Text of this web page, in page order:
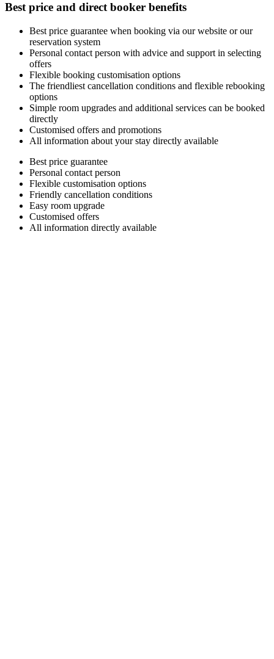
Best price and direct booker benefits
Best price guarantee when booking via our website or our
reservation system
Personal contact person with advice and support in selecting
offers
Flexible booking customisation options
The friendliest cancellation conditions and flexible rebooking
options
Simple room upgrades and additional services can be booked
directly
Customised offers and promotions
All information about your stay directly available
Best price guarantee
Personal contact person
Flexible customisation options
Friendly cancellation conditions
Easy room upgrade
Customised offers
All information directly available